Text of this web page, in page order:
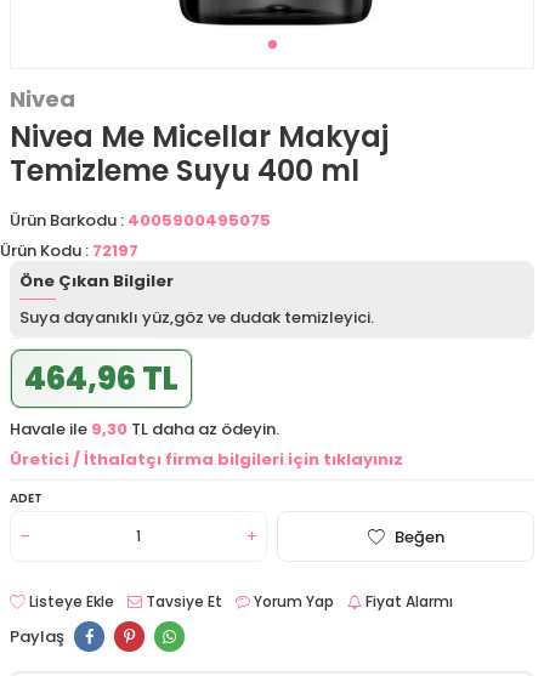
Nivea
Nivea Me Micellar Makyaj
Temizleme Suyu 400 ml
Ürün Barkodu : 4005900495075
Ürün Kodu : 72197
Öne Çıkan Bilgiler
Suya dayanıklı yüz,göz ve dudak temizleyici.
464,96 TL
Havale ile 9,30 TL daha az ödeyin.
Üretici / İthalatçı firma bilgileri için tıklayınız
ADET
Beğen
Listeye Ekle Tavsiye Et Yorum Yap Fiyat Alarmı
Paylaş